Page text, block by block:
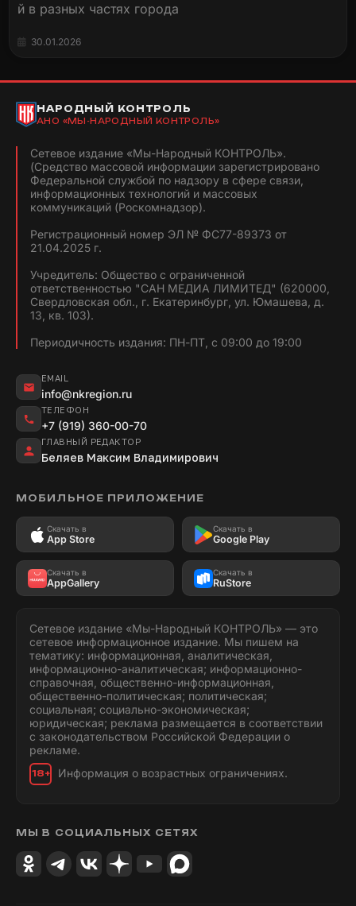
й в разных частях города
30.01.2026
НАРОДНЫЙ КОНТРОЛЬ
АНО «МЫ-НАРОДНЫЙ КОНТРОЛЬ»
Сетевое издание «Мы-Народный КОНТРОЛЬ».
(Средство массовой информации зарегистрировано
Федеральной службой по надзору в сфере связи,
информационных технологий и массовых
коммуникаций (Роскомнадзор).
Регистрационный номер ЭЛ № ФС77-89373 от
21.04.2025 г.
Учредитель: Общество с ограниченной
ответственностью "САН МЕДИА ЛИМИТЕД" (620000,
Свердловская обл., г. Екатеринбург, ул. Юмашева, д.
13, кв. 103).
Периодичность издания: ПН-ПТ, с 09:00 до 19:00
EMAIL
info@nkregion.ru
ТЕЛЕФОН
+7 (919) 360-00-70
ГЛАВНЫЙ РЕДАКТОР
Беляев Максим Владимирович
МОБИЛЬНОЕ ПРИЛОЖЕНИЕ
Скачать в
App Store
Скачать в
Google Play
Скачать в
AppGallery
Скачать в
RuStore
Сетевое издание «Мы-Народный КОНТРОЛЬ» — это
сетевое информационное издание. Мы пишем на
тематику: информационная, аналитическая,
информационно-аналитическая; информационно-
справочная, общественно-информационная,
общественно-политическая; политическая;
социальная; социально-экономическая;
юридическая; реклама размещается в соответствии
с законодательством Российской Федерации о
рекламе.
18+ Информация о возрастных ограничениях.
МЫ В СОЦИАЛЬНЫХ СЕТЯХ